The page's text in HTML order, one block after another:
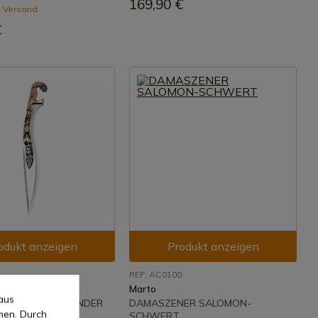
Versand 169,90 €
anzeigen
ALEXANDER
Produkt anzeigen
REF: AC0100
Marto
DAMASZENER SALOMON-
Durch